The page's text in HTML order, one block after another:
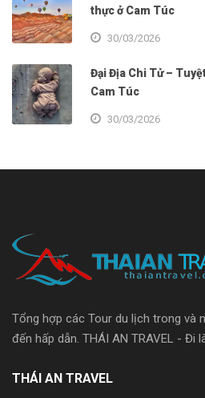
thực ở Cam Túc
30/03/2026
Đại Địa Chi Tử –
Cam Túc
30/03/2026
Tổng hợp các Tour du lịch trong và
đến hấp dẫn. THÁI AN TRAVEL - Đi
THÁI AN TRAVEL